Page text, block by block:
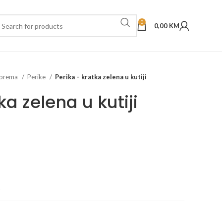
0 0,00 KM
Perike Perika – kratka zelena u kutiji
zelena u kutiji